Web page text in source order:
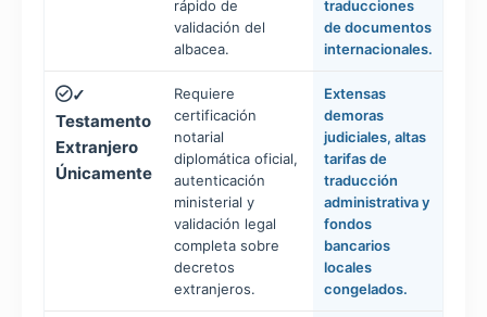
rápido de
validación del
albacea.
traducciones
de documentos
internacionales.
✓
Testamento
Extranjero
Únicamente
Requiere
certificación
notarial
diplomática oficial,
autenticación
ministerial y
validación legal
completa sobre
decretos
extranjeros.
Extensas
demoras
judiciales, altas
tarifas de
traducción
administrativa y
fondos
bancarios
locales
congelados.